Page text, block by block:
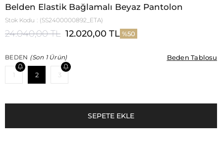
Belden Elastik Bağlamalı Beyaz Pantolon
Stok Kodu (SS2400000892_ETA)
24.040,00 TL 12.020,00 TL 50
BEDEN (Son 1 Ürün) Beden Tablosu
Beden Tablosu
1 2 3